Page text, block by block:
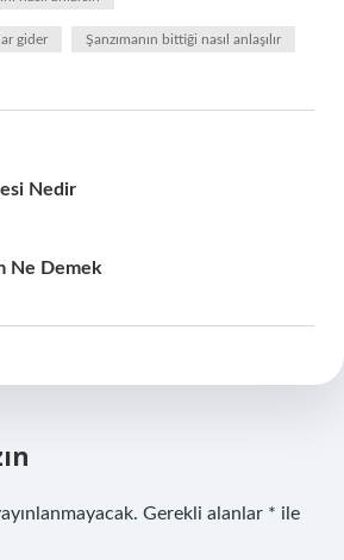
gider Şanzımanın bittiği nasıl anlaşılır
Nedir
Ne Demek
Gerekli alanlar * ile